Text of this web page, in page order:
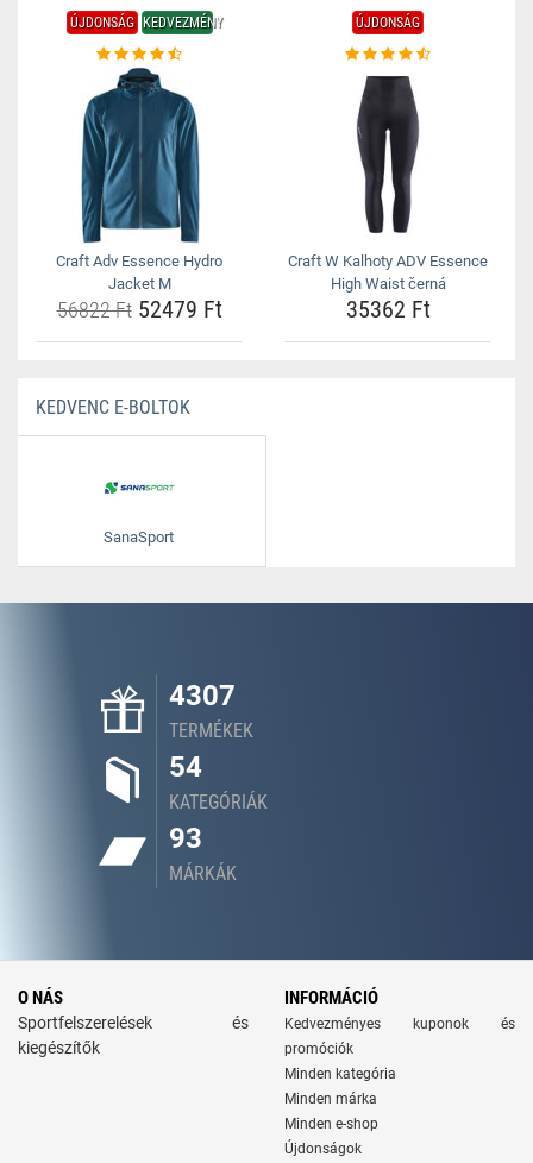
ÚJDONSÁG KEDVEZMÉNY
Craft Adv Essence Hydro
Jacket M
56822 Ft52479 Ft
ÚJDONSÁG
Craft W Kalhoty ADV Essence
High Waist černá
35362 Ft
KEDVENC E-BOLTOK
SanaSport
4307
TERMÉKEK
54
KATEGÓRIÁK
93
MÁRKÁK
O NÁS
Sportfelszerelések és
kiegészítők
INFORMÁCIÓ
Kedvezményes kuponok és
promóciók
Minden kategória
Minden márka
Minden e-shop
Újdonságok